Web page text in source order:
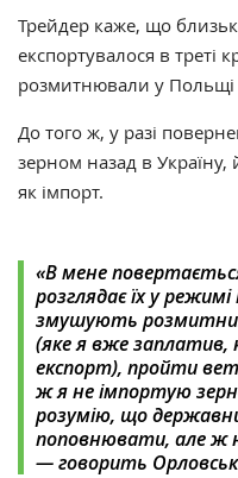
Трейдер каже, що
експортувалося в треті
розмитнювали у Польщі
До того ж, у разі
зерном назад в
як імпорт.
«В мене
розглядає їх у
змушують
(яке я вже заплатив,
експорт), пройти
ж я не імпортую
розумію, що
поповнювати, але ж
— говорить